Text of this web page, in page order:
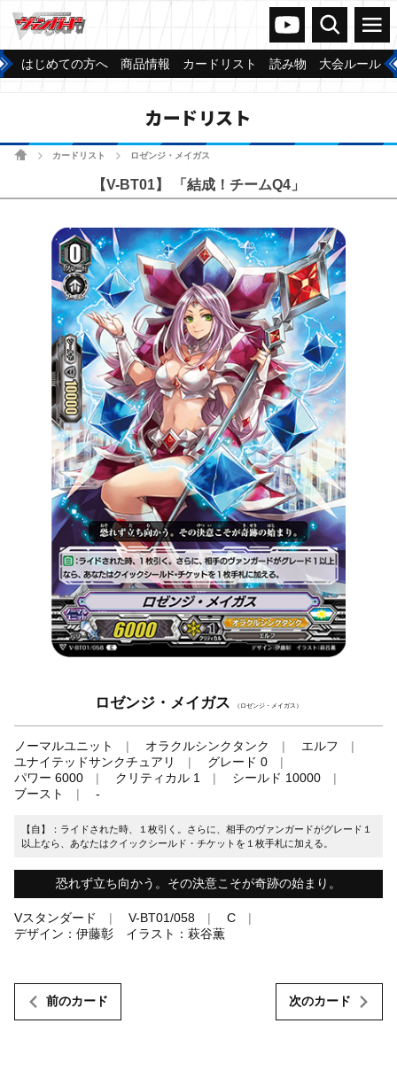
ヴァンガードch
検索 メニュー
はじめての方へ 商品情報 カードリスト 読み物 大会ルール
カードリスト
ホームカードリスト ロゼンジ・メイガス
【V-BT01】 「結成！チームQ4」
ロゼンジ・メイガス （ロゼンジ・メイガス）
ノーマルユニット オラクルシンクタンク
エルフ
ユナイテッドサンクチュアリ
グレード 0
パワー 6000
クリティカル 1
シールド 10000
ブースト
-
【自】：ライドされた時、１枚引く。さらに、相手のヴァンガードがグレード１
以上なら、あなたはクイックシールド・チケットを１枚手札に加える。
恐れず立ち向かう。その決意こそが奇跡の始まり。
Vスタンダード V-BT01/058
C
デザイン：伊藤彰 イラスト：萩谷薫
前のカード 次のカード